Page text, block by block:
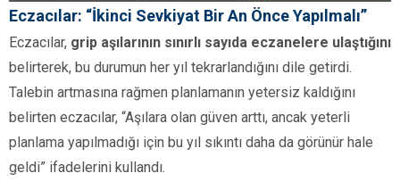
Eczacılar: “İkinci Sevkiyat Bir An Önce Yapılmalı”
Eczacılar, grip aşılarının sınırlı sayıda eczanelere ulaştığını
belirterek, bu durumun her yıl tekrarlandığını dile getirdi.
Talebin artmasına rağmen planlamanın yetersiz kaldığını
belirten eczacılar, “Aşılara olan güven arttı, ancak yeterli
planlama yapılmadığı için bu yıl sıkıntı daha da görünür hale
geldi” ifadelerini kullandı.